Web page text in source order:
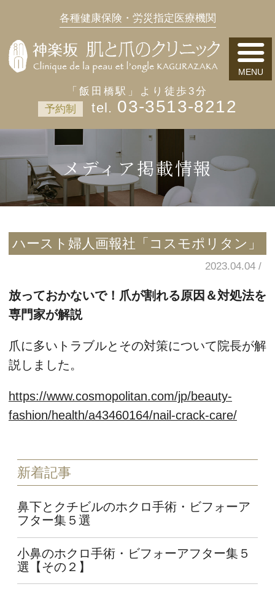
各種健康保険・労災指定医療機関
「飯田橋駅」より徒歩3分
予約制
03-3513-8212
メディア掲載情報
ハースト婦人画報社「コスモポリタン」
2023.04.04
放っておかないで！爪が割れる原因＆対処法を
専門家が解説
爪に多いトラブルとその対策について院長が解
説しました。
https://www.cosmopolitan.com/jp/beauty-
fashion/health/a43460164/nail-crack-care/
新着記事
鼻下とクチビルのホクロ手術・ビフォーア
フター集５選
小鼻のホクロ手術・ビフォーアフター集５
選【その２】